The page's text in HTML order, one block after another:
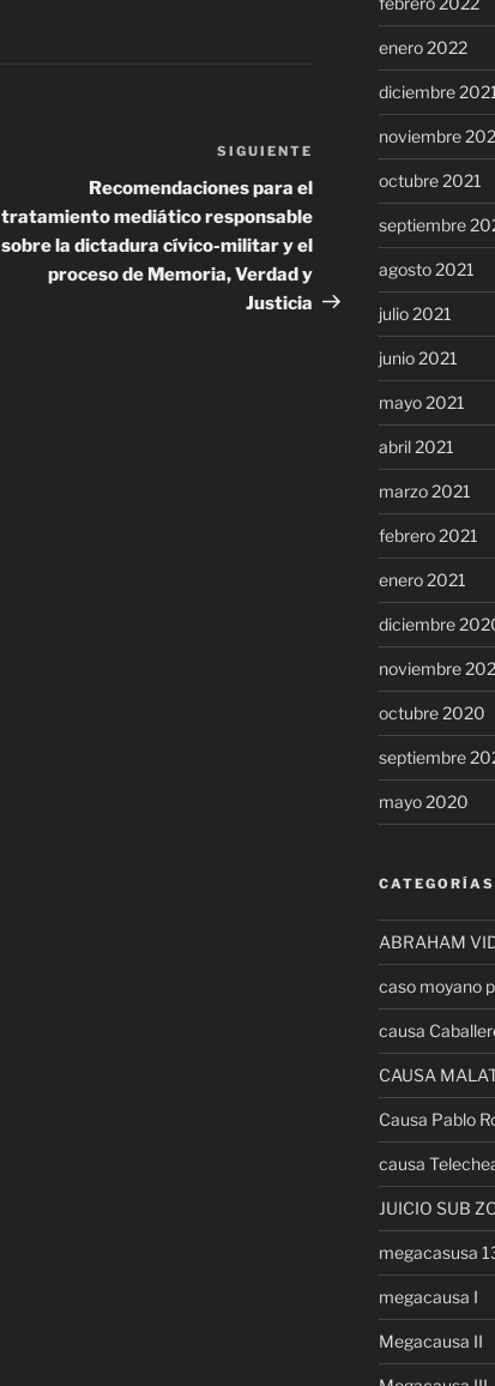
Siguiente
entrada
SIGUIENTE
Recomendaciones para el
tratamiento mediático responsable
sobre la dictadura cívico-militar y el
proceso de Memoria, Verdad y
Justicia
enero 2022
diciembre 2021
noviembre
octubre 2021
septiembre
agosto 2021
julio 2021
junio 2021
mayo 2021
abril 2021
marzo 2021
febrero 2021
enero 2021
diciembre
noviembre
octubre 2020
septiembre
mayo 2020
CATEGORÍAS
ABRAHAM
caso moyano
causa
CAUSA
Causa Pablo
causa
JUICIO SUB
megacasusa
megacausa I
Megacausa II